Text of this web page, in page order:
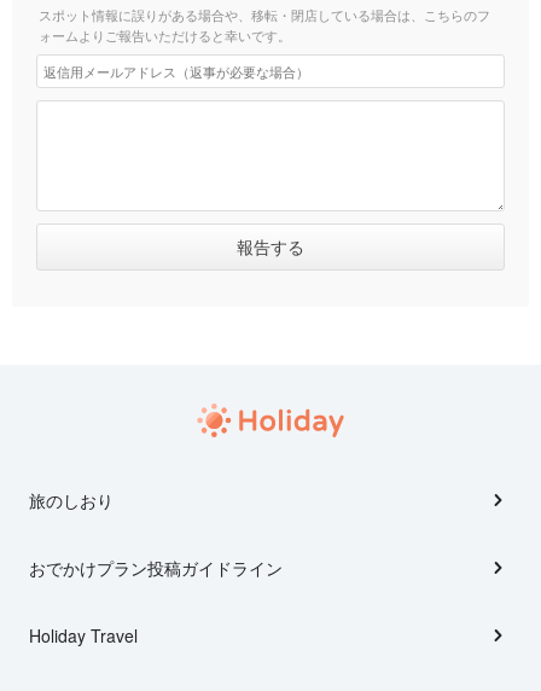
スポット情報に誤りがある場合や、移転・閉店している場合は、こちらのフ
ォームよりご報告いただけると幸いです。
旅のしおり
おでかけプラン投稿ガイドライン
Holiday Travel